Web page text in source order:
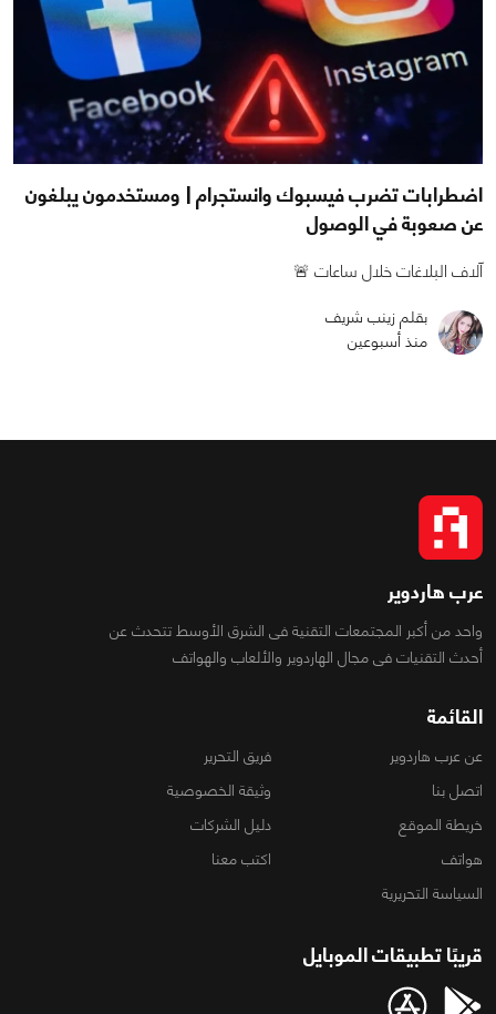
اضطرابات تضرب فيسبوك وانستجرام | ومستخدمون يبلغون
عن صعوبة في الوصول
آلاف البلاغات خلال ساعات 🚨
بقلم زينب شريف
منذ أسبوعين
عرب هاردوير
واحد من أكبر المجتمعات التقنية فى الشرق الأوسط تتحدث عن
أحدث التقنيات فى مجال الهاردوير والألعاب والهواتف
القائمة
عن عرب هاردوير
فريق التحرير
اتصل بنا
وثيقة الخصوصية
خريطة الموقع
دليل الشركات
هواتف
اكتب معنا
السياسة التحريرية
قريبًا تطبيقات الموبايل